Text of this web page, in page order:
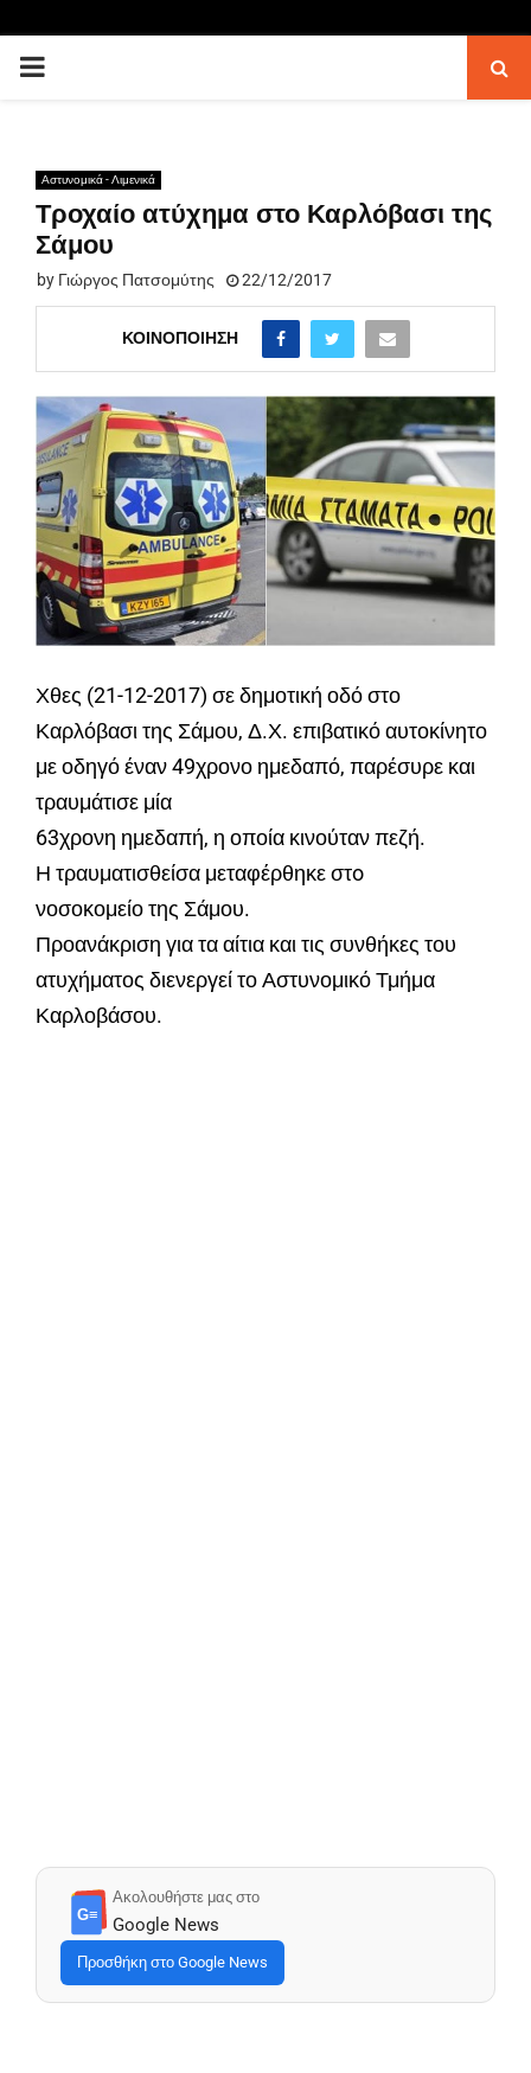
PRIMARY
Αστυνομικά - Λιμενικά
Τροχαίο ατύχημα στο Καρλόβασι της
Σάμου
by Γιώργος Πατσομύτης 22/12/2017
ΚΟΙΝΟΠΟΊΗΣΗ
Χθες (21-12-2017) σε δημοτική οδό στο
Καρλόβασι της Σάμου, Δ.Χ. επιβατικό αυτοκίνητο
με οδηγό έναν 49χρονο ημεδαπό, παρέσυρε και
τραυμάτισε μία
63χρονη ημεδαπή, η οποία κινούταν πεζή.
Η τραυματισθείσα μεταφέρθηκε στo
νοσοκομείο της Σάμου.
Προανάκριση για τα αίτια και τις συνθήκες του
ατυχήματος διενεργεί το Αστυνομικό Τμήμα
Καρλοβάσου.
G≡
Ακολουθήστε μας στο
Google News
Προσθήκη στο Google News